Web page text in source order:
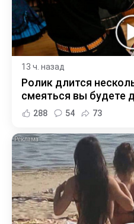
13 ч. назад
Ролик длится
смеяться вы будете
288 54 73